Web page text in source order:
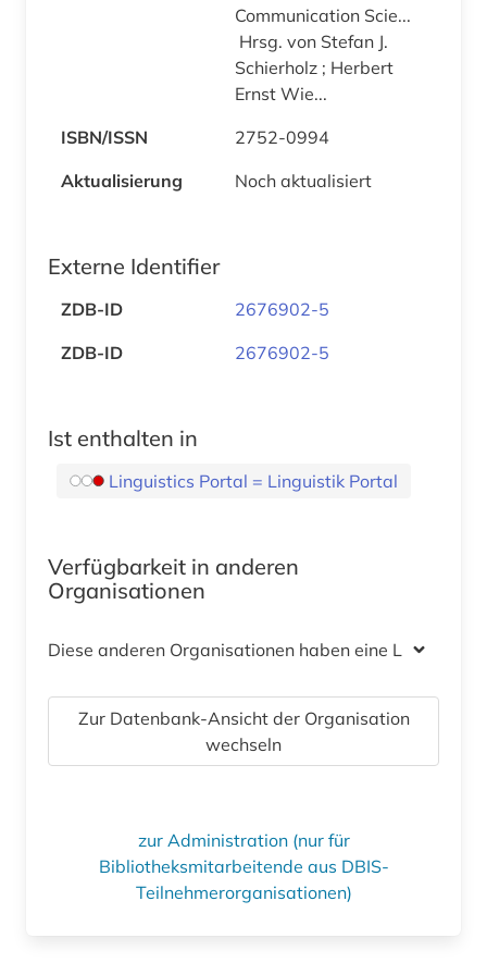
Communication Scie...
Hrsg. von Stefan J.
Schierholz ; Herbert
Ernst Wie...
ISBN/ISSN
2752-0994
Aktualisierung
Noch aktualisiert
Externe Identifier
ZDB-ID
2676902-5
ZDB-ID
2676902-5
Ist enthalten in
Linguistics Portal = Linguistik Portal
Verfügbarkeit in anderen
Organisationen
Diese anderen Organisationen haben eine Lizenz
Zur Datenbank-Ansicht der Organisation
wechseln
zur Administration (nur für
Bibliotheksmitarbeitende aus DBIS-
Teilnehmerorganisationen)